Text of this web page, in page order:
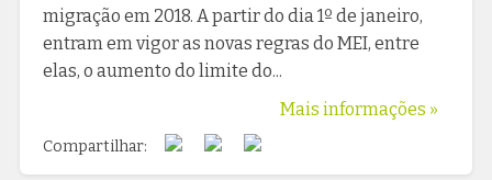
migração em 2018. A partir do dia 1º de janeiro,
entram em vigor as novas regras do MEI, entre
elas, o aumento do limite do...
Mais informações »
Compartilhar: